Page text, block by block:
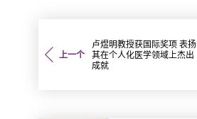
上一个
卢煜明教授获国际奖项 表扬
其在个人化医学领域上杰出
成就